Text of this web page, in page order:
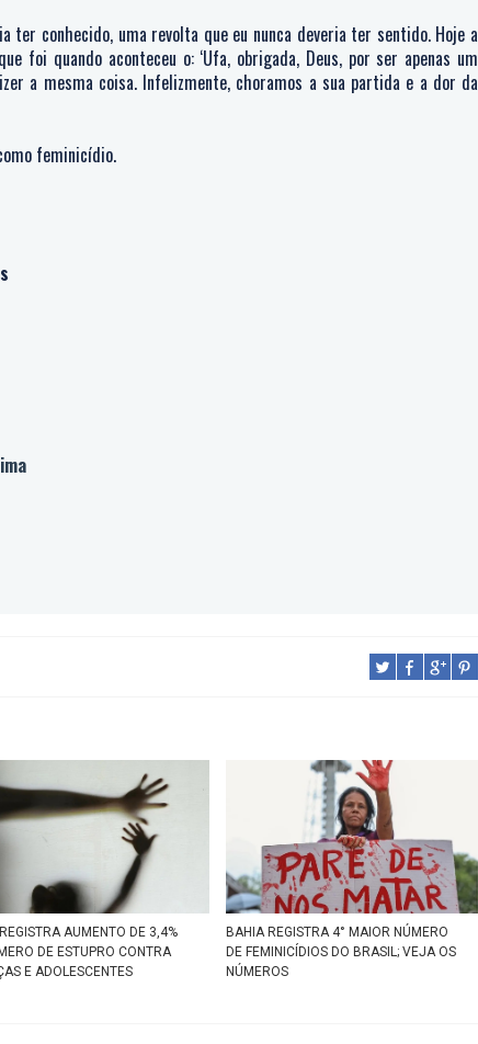
ter conhecido, uma revolta que eu nunca deveria ter sentido. Hoje a
foi quando aconteceu o: ‘Ufa, obrigada, Deus, por ser apenas um
a mesma coisa. Infelizmente, choramos a sua partida e a dor da
feminicídio.
AUMENTO DE 3,4%
DE ESTUPRO CONTRA
E ADOLESCENTES
BAHIA REGISTRA 4° MAIOR NÚMERO
DE FEMINICÍDIOS DO BRASIL; VEJA OS
NÚMEROS